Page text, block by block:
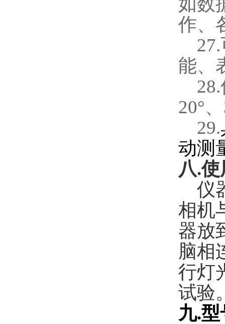
作、
27.
能、
28.
20°、
29.
动测
八.使
仪
相机
器放
脑相
行灯
试验
九.型